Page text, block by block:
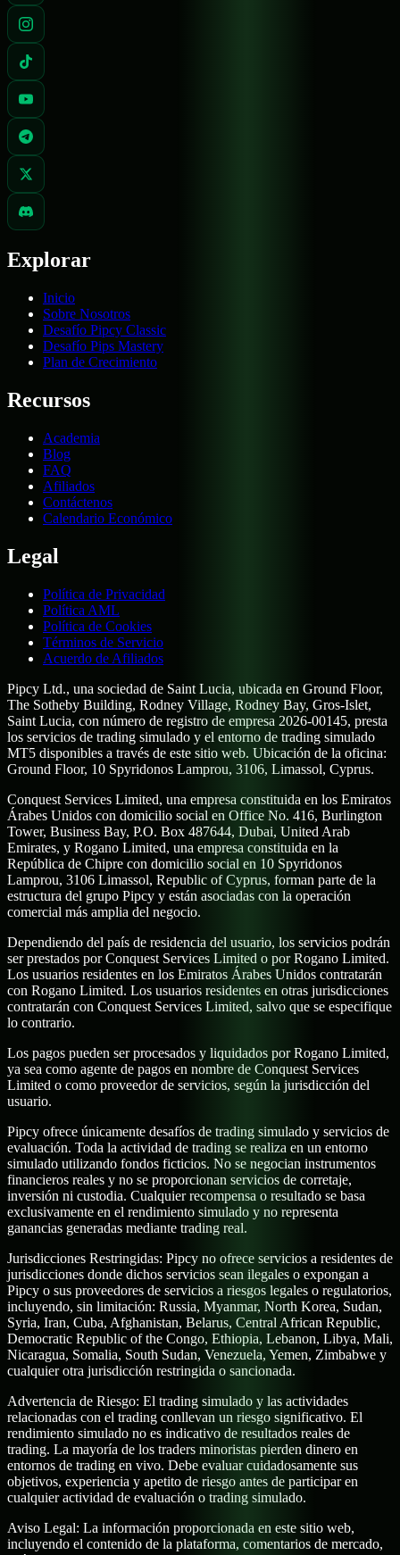
Explorar
Inicio
Sobre Nosotros
Desafío Pipcy Classic
Desafío Pips Mastery
Plan de Crecimiento
Recursos
Academia
Blog
FAQ
Afiliados
Contáctenos
Calendario Económico
Legal
Política de Privacidad
Política AML
Política de Cookies
Términos de Servicio
Acuerdo de Afiliados
Pipcy Ltd., una sociedad de Saint Lucia, ubicada en Ground Floor,
The Sotheby Building, Rodney Village, Rodney Bay, Gros-Islet,
Saint Lucia, con número de registro de empresa 2026-00145, presta
los servicios de trading simulado y el entorno de trading simulado
MT5 disponibles a través de este sitio web. Ubicación de la oficina:
Ground Floor, 10 Spyridonos Lamprou, 3106, Limassol, Cyprus.
Conquest Services Limited, una empresa constituida en los Emiratos
Árabes Unidos con domicilio social en Office No. 416, Burlington
Tower, Business Bay, P.O. Box 487644, Dubai, United Arab
Emirates, y Rogano Limited, una empresa constituida en la
República de Chipre con domicilio social en 10 Spyridonos
Lamprou, 3106 Limassol, Republic of Cyprus, forman parte de la
estructura del grupo Pipcy y están asociadas con la operación
comercial más amplia del negocio.
Dependiendo del país de residencia del usuario, los servicios podrán
ser prestados por Conquest Services Limited o por Rogano Limited.
Los usuarios residentes en los Emiratos Árabes Unidos contratarán
con Rogano Limited. Los usuarios residentes en otras jurisdicciones
contratarán con Conquest Services Limited, salvo que se especifique
lo contrario.
Los pagos pueden ser procesados y liquidados por Rogano Limited,
ya sea como agente de pagos en nombre de Conquest Services
Limited o como proveedor de servicios, según la jurisdicción del
usuario.
Pipcy ofrece únicamente desafíos de trading simulado y servicios de
evaluación. Toda la actividad de trading se realiza en un entorno
simulado utilizando fondos ficticios. No se negocian instrumentos
financieros reales y no se proporcionan servicios de corretaje,
inversión ni custodia. Cualquier recompensa o resultado se basa
exclusivamente en el rendimiento simulado y no representa
ganancias generadas mediante trading real.
Jurisdicciones Restringidas: Pipcy no ofrece servicios a residentes de
jurisdicciones donde dichos servicios sean ilegales o expongan a
Pipcy o sus proveedores de servicios a riesgos legales o regulatorios,
incluyendo, sin limitación: Russia, Myanmar, North Korea, Sudan,
Syria, Iran, Cuba, Afghanistan, Belarus, Central African Republic,
Democratic Republic of the Congo, Ethiopia, Lebanon, Libya, Mali,
Nicaragua, Somalia, South Sudan, Venezuela, Yemen, Zimbabwe y
cualquier otra jurisdicción restringida o sancionada.
Advertencia de Riesgo: El trading simulado y las actividades
relacionadas con el trading conllevan un riesgo significativo. El
rendimiento simulado no es indicativo de resultados reales de
trading. La mayoría de los traders minoristas pierden dinero en
entornos de trading en vivo. Debe evaluar cuidadosamente sus
objetivos, experiencia y apetito de riesgo antes de participar en
cualquier actividad de evaluación o trading simulado.
Aviso Legal: La información proporcionada en este sitio web,
incluyendo el contenido de la plataforma, comentarios de mercado,